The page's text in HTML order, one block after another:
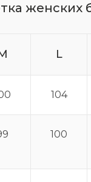
женских
L
104
100